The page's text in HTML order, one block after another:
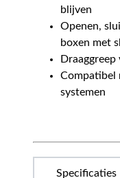
blijven
Openen,
boxen met
Compatibel
systemen